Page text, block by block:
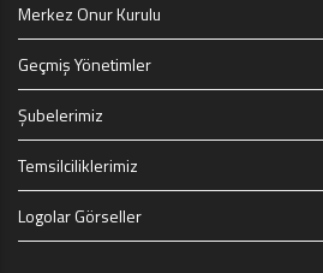
Merkez Onur Kurulu
Geçmiş Yönetimler
Şubelerimiz
Temsilciliklerimiz
Logolar Görseller